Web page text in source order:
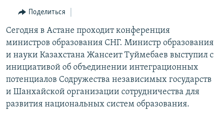
навигации
Вернутся
поиску
ТАДЖИКИСТАН
ҚАЗАҚША
КЫРГЫЗЧА
ЎЗБЕКЧА
ТОҶИКӢ
TÜRKMENÇE
Все сайты РСЕ/РС
Поделиться
Сегодня в Астане проходит конференция
министров образования СНГ. Mинистр образования
и науки Казахстана Жансеит Туймебаев выступил с
инициативой об объединении интеграционных
потенциалов Содружества независимых государств
и Шанхайской организации сотрудничества для
развития национальных систем образования.